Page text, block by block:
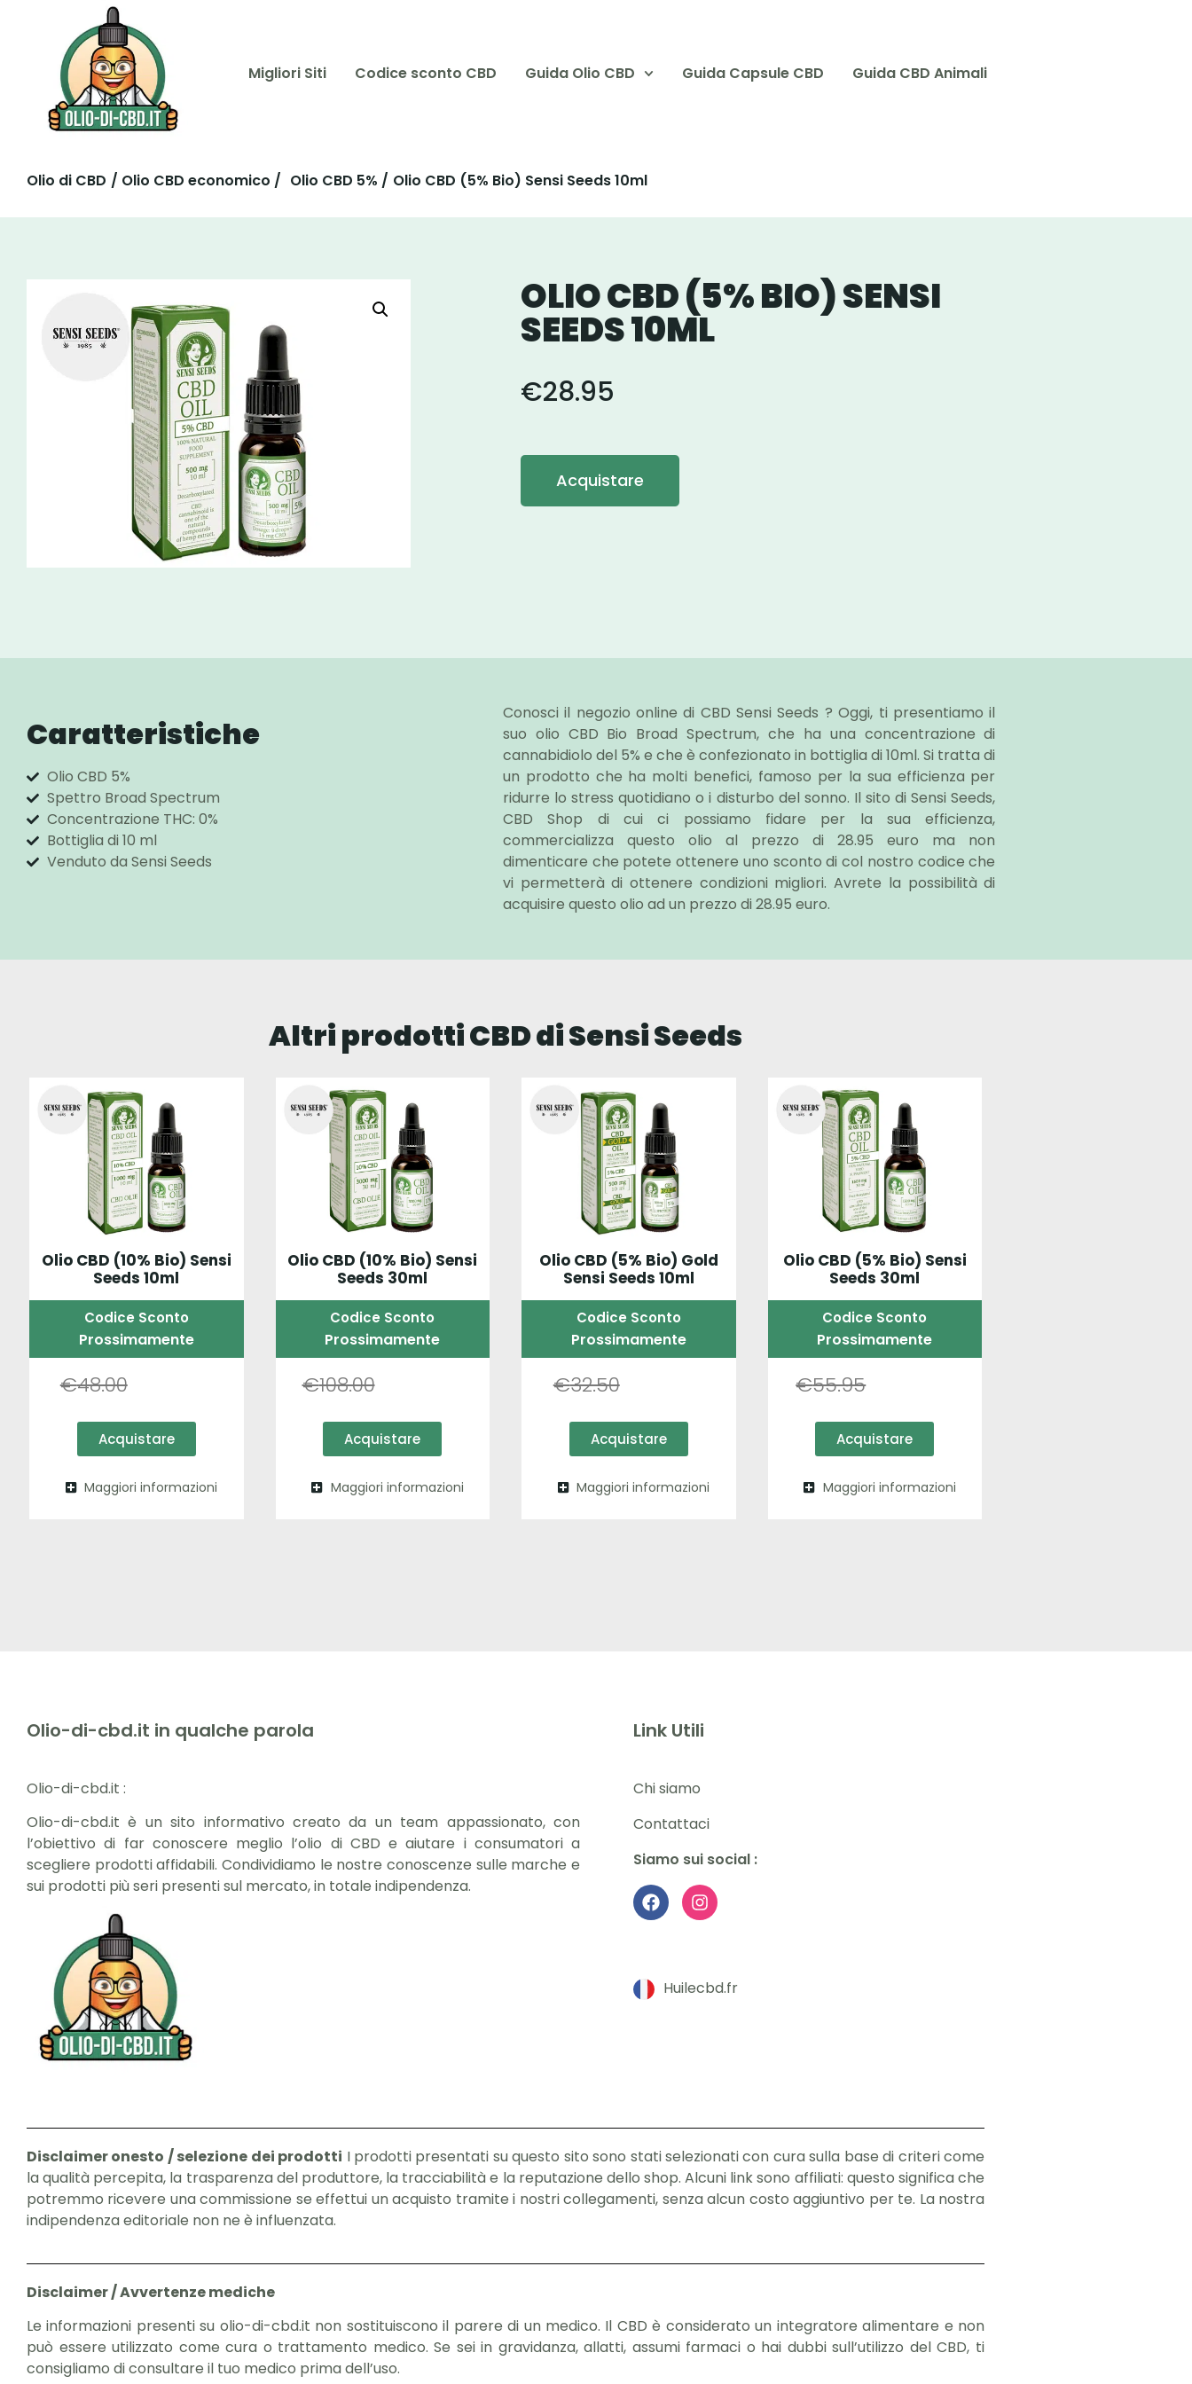
Migliori Siti Codice sconto CBD Guida Olio CBD Guida Capsule CBD Guida CBD Animali
Olio di CBD / Olio CBD economico / Olio CBD 5% / Olio CBD (5% Bio) Sensi Seeds 10ml
OLIO CBD (5% BIO) SENSI
SEEDS 10ML
€28.95
Acquistare
Caratteristiche
Olio CBD 5%
Spettro Broad Spectrum
Concentrazione THC: 0%
Bottiglia di 10 ml
Venduto da Sensi Seeds
Conosci il negozio online di CBD Sensi Seeds ? Oggi, ti presentiamo il
suo olio CBD Bio Broad Spectrum, che ha una concentrazione di
cannabidiolo del 5% e che è confezionato in bottiglia di 10ml. Si tratta di
un prodotto che ha molti benefici, famoso per la sua efficienza per
ridurre lo stress quotidiano o i disturbo del sonno. Il sito di Sensi Seeds,
CBD Shop di cui ci possiamo fidare per la sua efficienza,
commercializza questo olio al prezzo di 28.95 euro ma non
dimenticare che potete ottenere uno sconto di col nostro codice che
vi permetterà di ottenere condizioni migliori. Avrete la possibilità di
acquisire questo olio ad un prezzo di 28.95 euro.
Altri prodotti CBD di Sensi Seeds
Olio CBD (10% Bio) Sensi
Seeds 10ml
Codice Sconto
Prossimamente
€48.00
Acquistare
Maggiori informazioni
Olio CBD (10% Bio) Sensi
Seeds 30ml
Codice Sconto
Prossimamente
€108.00
Acquistare
Maggiori informazioni
Olio CBD (5% Bio) Gold
Sensi Seeds 10ml
Codice Sconto
Prossimamente
€32.50
Acquistare
Maggiori informazioni
Olio CBD (5% Bio) Sensi
Seeds 30ml
Codice Sconto
Prossimamente
€55.95
Acquistare
Maggiori informazioni
Olio-di-cbd.it in qualche parola
Olio-di-cbd.it :
Olio-di-cbd.it è un sito informativo creato da un team appassionato, con
l’obiettivo di far conoscere meglio l’olio di CBD e aiutare i consumatori a
scegliere prodotti affidabili. Condividiamo le nostre conoscenze sulle marche e
sui prodotti più seri presenti sul mercato, in totale indipendenza.
Link Utili
Chi siamo
Contattaci
Siamo sui social :
Huilecbd.fr
Disclaimer onesto / selezione dei prodotti I prodotti presentati su questo sito sono stati selezionati con cura sulla base di criteri come
la qualità percepita, la trasparenza del produttore, la tracciabilità e la reputazione dello shop. Alcuni link sono affiliati: questo significa che
potremmo ricevere una commissione se effettui un acquisto tramite i nostri collegamenti, senza alcun costo aggiuntivo per te. La nostra
indipendenza editoriale non ne è influenzata.
Disclaimer / Avvertenze mediche
Le informazioni presenti su olio-di-cbd.it non sostituiscono il parere di un medico. Il CBD è considerato un integratore alimentare e non
può essere utilizzato come cura o trattamento medico. Se sei in gravidanza, allatti, assumi farmaci o hai dubbi sull’utilizzo del CBD, ti
consigliamo di consultare il tuo medico prima dell’uso.